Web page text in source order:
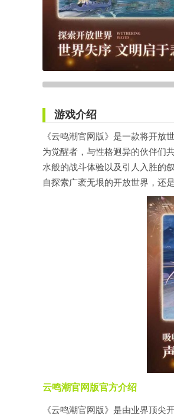
游戏介绍
《云鸣潮官网版》是一款将开
为觉醒者，与性格迥异的伙伴们
水般的战斗体验以及引人入胜的
自探索广袤无垠的开放世界，还
云鸣潮官网版官方介绍
《云鸣潮官网版》是由业界顶尖